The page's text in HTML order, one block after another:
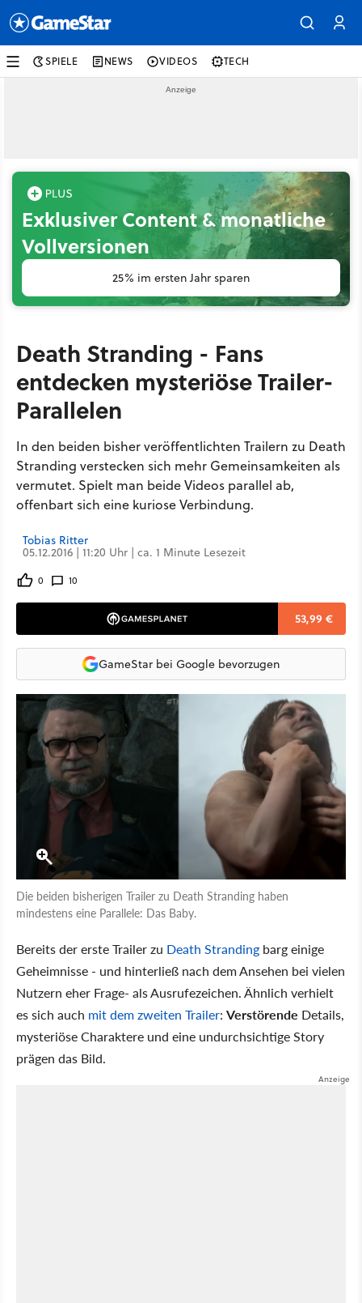
SPIELE NEWS VIDEOS TECH
Exklusiver Content & monatliche
Vollversionen
25% im ersten Jahr sparen
Death Stranding - Fans
entdecken mysteriöse Trailer-
Parallelen
In den beiden bisher veröffentlichten Trailern zu Death
Stranding verstecken sich mehr Gemeinsamkeiten als
vermutet. Spielt man beide Videos parallel ab,
offenbart sich eine kuriose Verbindung.
Tobias Ritter
05.12.2016 | 11:20 Uhr | ca. 1 Minute Lesezeit
0 10
53,99 €
GameStar bei Google bevorzugen
Die beiden bisherigen Trailer zu Death Stranding haben
mindestens eine Parallele: Das Baby.
Bereits der erste Trailer zu Death Stranding barg einige
Geheimnisse - und hinterließ nach dem Ansehen bei vielen
Nutzern eher Frage- als Ausrufezeichen. Ähnlich verhielt
es sich auch mit dem zweiten Trailer: Verstörende Details,
mysteriöse Charaktere und eine undurchsichtige Story
prägen das Bild.